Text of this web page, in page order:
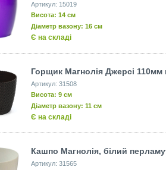
Артикул: 15019
Висота: 14 см
Діаметр вазону: 16 см
Є на складі
Горщик Магнолія Джерсі 110мм
Артикул: 31508
Висота: 9 см
Діаметр вазону: 11 см
Є на складі
Кашпо Магнолія, білий
Артикул: 31565